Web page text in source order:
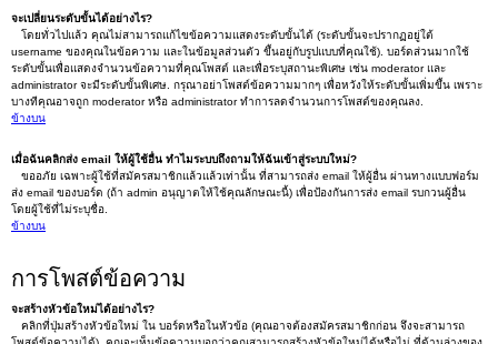
จะเปลี่ยนระดับขั้นได้อย่างไร?
โดยทั่วไปแล้ว คุณไม่สามารถแก้ไขข้อความแสดงระดับขั้นได้ (ระดับขั้นจะปรากฏอยู่ใต้
username ของคุณในข้อความ และในข้อมูลส่วนตัว ขึ้นอยู่กับรูปแบบที่คุณใช้). บอร์ดส่วนมากใช้
ระดับขั้นเพื่อแสดงจำนวนข้อความที่คุณโพสต์ และเพื่อระบุสถานะพิเศษ เช่น moderator และ
administrator จะมีระดับขั้นพิเศษ. กรุณาอย่าโพสต์ข้อความมากๆ เพื่อหวังให้ระดับขั้นเพิ่มขึ้น เพราะ
บางทีคุณอาจถูก moderator หรือ administrator ทำการลดจำนวนการโพสต์ของคุณลง.
ข้างบน
เมื่อฉันคลิกส่ง email ให้ผู้ใช้อื่น ทำไมระบบถึงถามให้ฉันเข้าสู่ระบบใหม่?
ขออภัย เฉพาะผู้ใช้ที่สมัครสมาชิกแล้วแล้วเท่านั้น ที่สามารถส่ง email ให้ผู้อื่น ผ่านทางแบบฟอร์ม
ส่ง email ของบอร์ด (ถ้า admin อนุญาตให้ใช้คุณลักษณะนี้) เพื่อป้องกันการส่ง email รบกวนผู้อื่น
โดยผู้ใช้ที่ไม่ระบุชื่อ.
ข้างบน
การโพสต์ข้อความ
จะสร้างหัวข้อใหม่ได้อย่างไร?
คลิกที่ปุ่มสร้างหัวข้อใหม่ ใน บอร์ดหรือในหัวข้อ (คุณอาจต้องสมัครสมาชิกก่อน จึงจะสามารถ